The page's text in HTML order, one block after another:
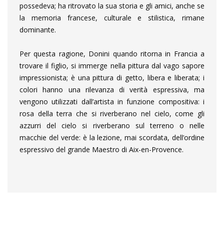
possedeva; ha ritrovato la sua storia e gli amici, anche se
la memoria francese, culturale e stilistica, rimane
dominante.
Per questa ragione, Donini quando ritorna in Francia a
trovare il figlio, si immerge nella pittura dal vago sapore
impressionista; è una pittura di getto, libera e liberata; i
colori hanno una rilevanza di verità espressiva, ma
vengono utilizzati dall’artista in funzione compositiva: i
rosa della terra che si riverberano nel cielo, come gli
azzurri del cielo si riverberano sul terreno o nelle
macchie del verde: è la lezione, mai scordata, dell’ordine
espressivo del grande Maestro di Aix-en-Provence.